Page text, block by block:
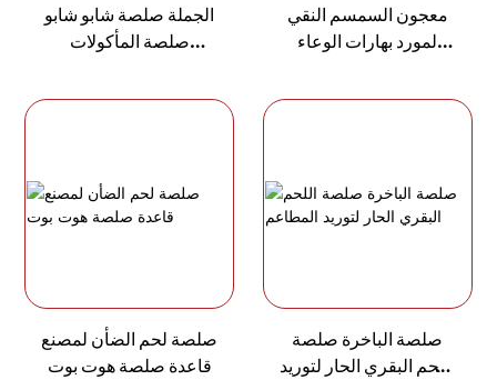
الجملة صلصة شابو شابو
صلصة المأكولات
791
معجون السمسم النقي
لمورد بهارات الوعاء
صلصة لحم الضأن لمصنع
قاعدة صلصة هوت بوت
صلصة الباخرة صلصة
اللحم البقري الحار لتوريد